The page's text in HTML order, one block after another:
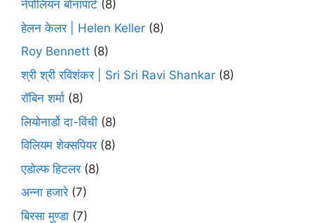
नेपोलियन बोनापार्ट (8)
हेलन केलर | Helen Keller (8)
Roy Bennett (8)
श्री श्री रविशंकर | Sri Sri Ravi Shankar (8)
रॉबिन शर्मा (8)
लियोनार्डो दा-विंची (8)
विलियम शेक्सपियर(8)
एडोल्फ हिटलर(8)
अन्ना हजारे(7)
बिरसा मुण्डा (7)